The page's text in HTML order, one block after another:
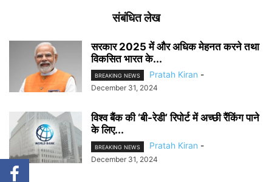
संबंधित लेख
सरकार 2025 में और अधिक मेहनत करने तथा
विकसित भारत के...
BREAKING NEWS Pratah Kiran -
December 31, 2024
विश्व बैंक की ‘बी-रेडी’ रिपोर्ट में अच्छी रैंकिंग पाने
के लिए...
BREAKING NEWS Pratah Kiran -
December 31, 2024